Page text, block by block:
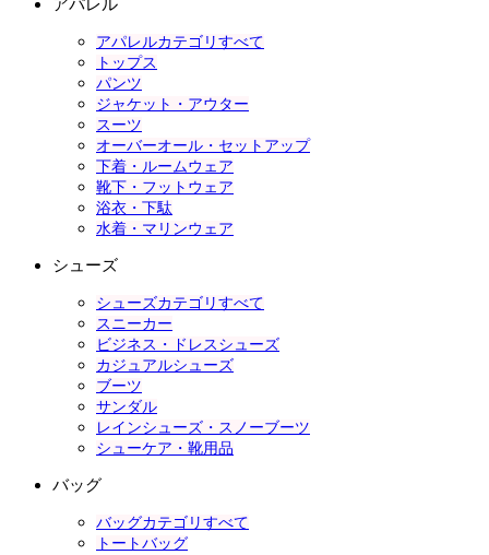
アパレル
アパレルカテゴリすべて
トップス
パンツ
ジャケット・アウター
スーツ
オーバーオール・セットアップ
下着・ルームウェア
靴下・フットウェア
浴衣・下駄
水着・マリンウェア
シューズ
シューズカテゴリすべて
スニーカー
ビジネス・ドレスシューズ
カジュアルシューズ
ブーツ
サンダル
レインシューズ・スノーブーツ
シューケア・靴用品
バッグ
バッグカテゴリすべて
トートバッグ